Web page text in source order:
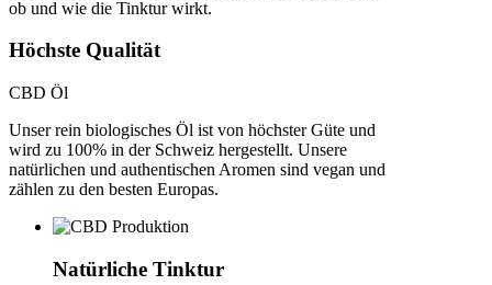
ob und wie die Tinktur wirkt.
Höchste Qualität
CBD Öl
Unser rein biologisches Öl ist von höchster Güte und
wird zu 100% in der Schweiz hergestellt. Unsere
natürlichen und authentischen Aromen sind vegan und
zählen zu den besten Europas.
Natürliche Tinktur